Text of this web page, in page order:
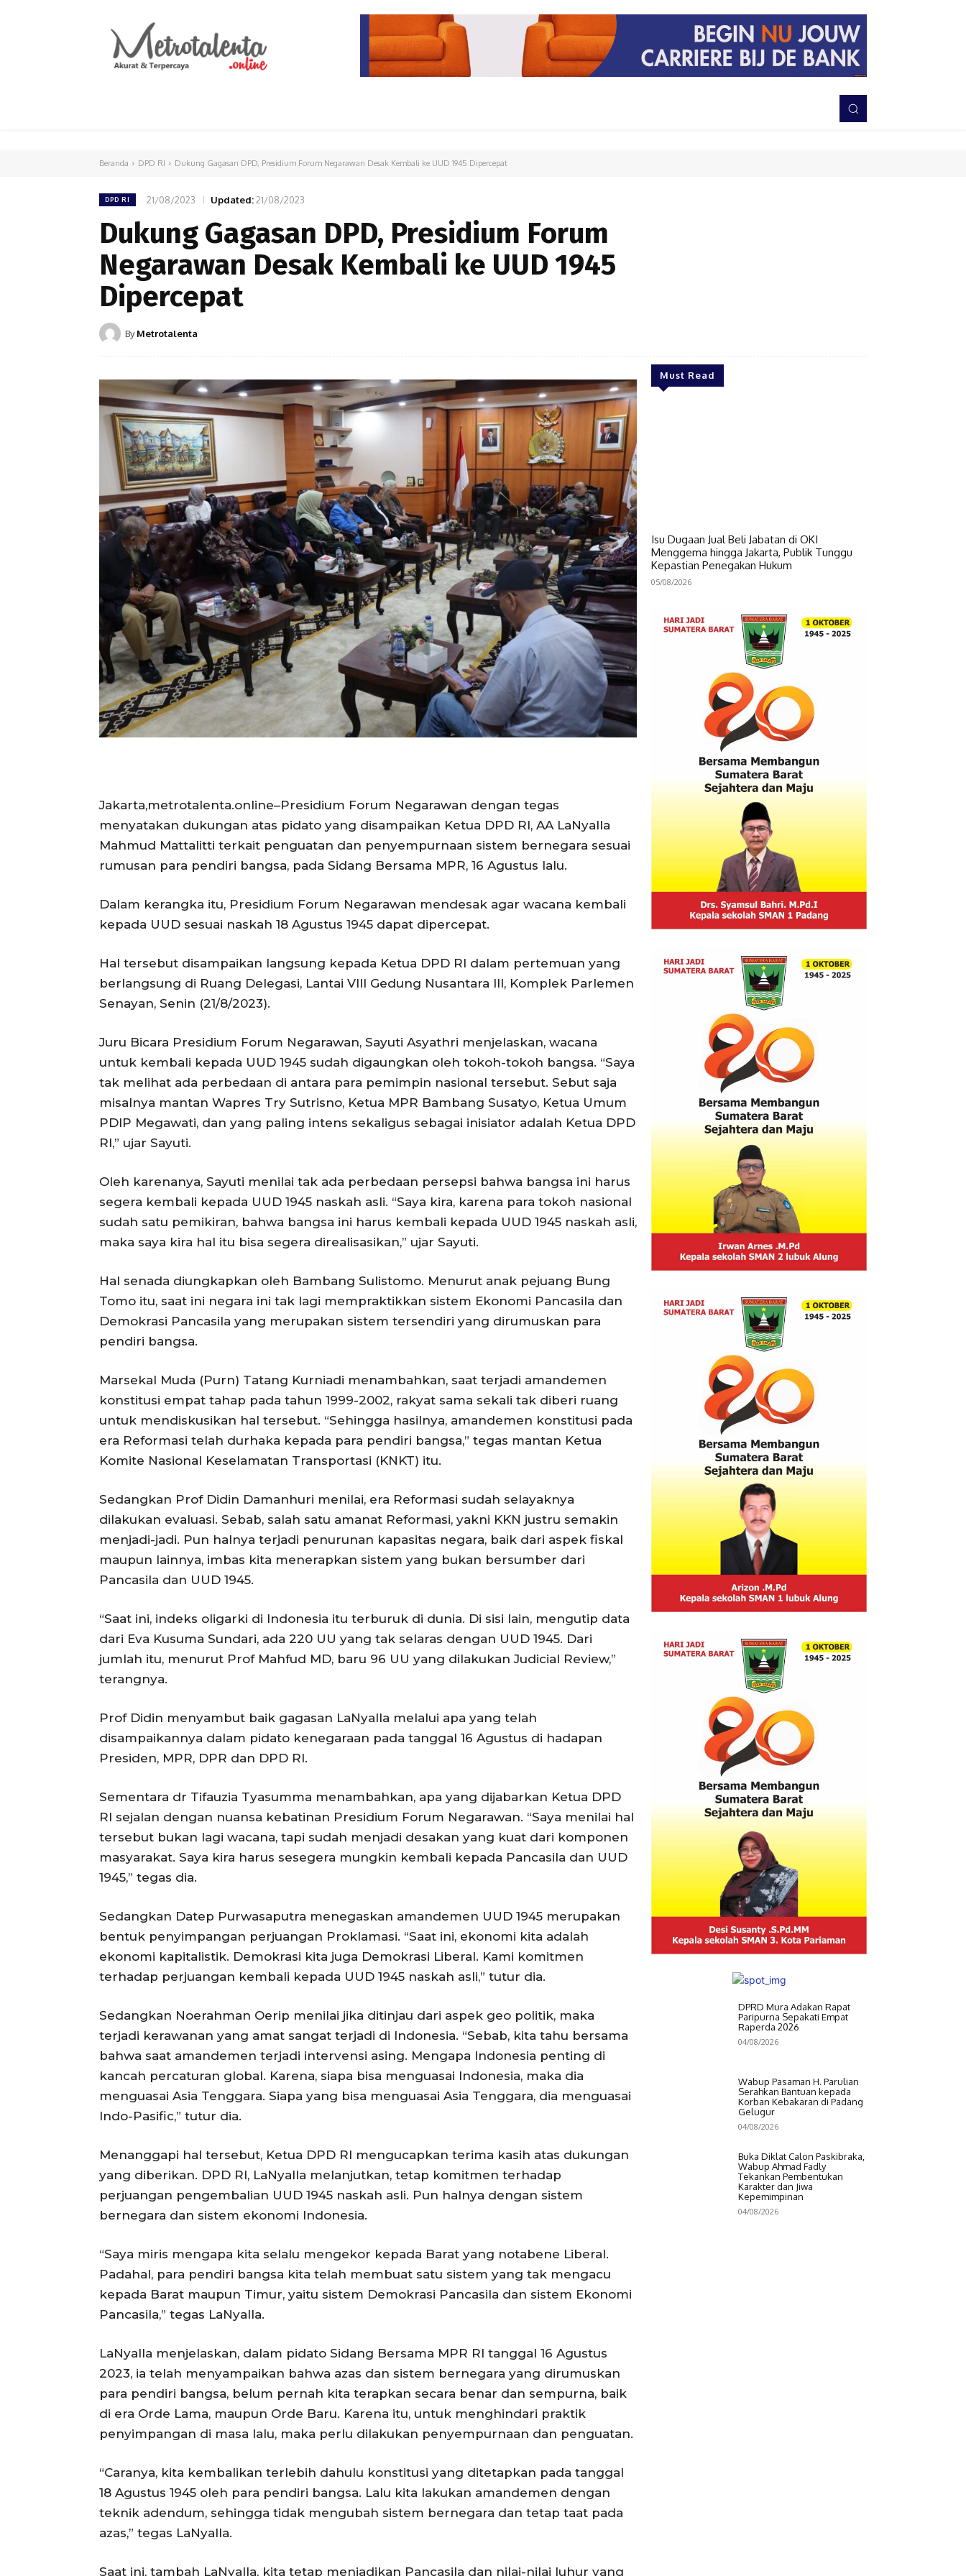
TNI-POLRI
Beranda DPD RI Dukung Gagasan DPD, Presidium Forum Negarawan Desak Kembali ke UUD 1945 Dipercepat
DPD RI 21/08/2023 Updated:21/08/2023
Dukung Gagasan DPD, Presidium Forum
Negarawan Desak Kembali ke UUD 1945
Dipercepat
By Metrotalenta
Jakarta,metrotalenta.online–Presidium Forum Negarawan dengan tegas
menyatakan dukungan atas pidato yang disampaikan Ketua DPD RI, AA LaNyalla
Mahmud Mattalitti terkait penguatan dan penyempurnaan sistem bernegara sesuai
rumusan para pendiri bangsa, pada Sidang Bersama MPR, 16 Agustus lalu.
Dalam kerangka itu, Presidium Forum Negarawan mendesak agar wacana kembali
kepada UUD sesuai naskah 18 Agustus 1945 dapat dipercepat.
Hal tersebut disampaikan langsung kepada Ketua DPD RI dalam pertemuan yang
berlangsung di Ruang Delegasi, Lantai VIII Gedung Nusantara III, Komplek Parlemen
Senayan, Senin (21/8/2023).
Juru Bicara Presidium Forum Negarawan, Sayuti Asyathri menjelaskan, wacana
untuk kembali kepada UUD 1945 sudah digaungkan oleh tokoh-tokoh bangsa. “Saya
tak melihat ada perbedaan di antara para pemimpin nasional tersebut. Sebut saja
misalnya mantan Wapres Try Sutrisno, Ketua MPR Bambang Susatyo, Ketua Umum
PDIP Megawati, dan yang paling intens sekaligus sebagai inisiator adalah Ketua DPD
RI,” ujar Sayuti.
Oleh karenanya, Sayuti menilai tak ada perbedaan persepsi bahwa bangsa ini harus
segera kembali kepada UUD 1945 naskah asli. “Saya kira, karena para tokoh nasional
sudah satu pemikiran, bahwa bangsa ini harus kembali kepada UUD 1945 naskah asli,
maka saya kira hal itu bisa segera direalisasikan,” ujar Sayuti.
Hal senada diungkapkan oleh Bambang Sulistomo. Menurut anak pejuang Bung
Tomo itu, saat ini negara ini tak lagi mempraktikkan sistem Ekonomi Pancasila dan
Demokrasi Pancasila yang merupakan sistem tersendiri yang dirumuskan para
pendiri bangsa.
Marsekal Muda (Purn) Tatang Kurniadi menambahkan, saat terjadi amandemen
konstitusi empat tahap pada tahun 1999-2002, rakyat sama sekali tak diberi ruang
untuk mendiskusikan hal tersebut. “Sehingga hasilnya, amandemen konstitusi pada
era Reformasi telah durhaka kepada para pendiri bangsa,” tegas mantan Ketua
Komite Nasional Keselamatan Transportasi (KNKT) itu.
Sedangkan Prof Didin Damanhuri menilai, era Reformasi sudah selayaknya
dilakukan evaluasi. Sebab, salah satu amanat Reformasi, yakni KKN justru semakin
menjadi-jadi. Pun halnya terjadi penurunan kapasitas negara, baik dari aspek fiskal
maupun lainnya, imbas kita menerapkan sistem yang bukan bersumber dari
Pancasila dan UUD 1945.
“Saat ini, indeks oligarki di Indonesia itu terburuk di dunia. Di sisi lain, mengutip data
dari Eva Kusuma Sundari, ada 220 UU yang tak selaras dengan UUD 1945. Dari
jumlah itu, menurut Prof Mahfud MD, baru 96 UU yang dilakukan Judicial Review,”
terangnya.
Prof Didin menyambut baik gagasan LaNyalla melalui apa yang telah
disampaikannya dalam pidato kenegaraan pada tanggal 16 Agustus di hadapan
Presiden, MPR, DPR dan DPD RI.
Sementara dr Tifauzia Tyasumma menambahkan, apa yang dijabarkan Ketua DPD
RI sejalan dengan nuansa kebatinan Presidium Forum Negarawan. “Saya menilai hal
tersebut bukan lagi wacana, tapi sudah menjadi desakan yang kuat dari komponen
masyarakat. Saya kira harus sesegera mungkin kembali kepada Pancasila dan UUD
1945,” tegas dia.
Sedangkan Datep Purwasaputra menegaskan amandemen UUD 1945 merupakan
bentuk penyimpangan perjuangan Proklamasi. “Saat ini, ekonomi kita adalah
ekonomi kapitalistik. Demokrasi kita juga Demokrasi Liberal. Kami komitmen
terhadap perjuangan kembali kepada UUD 1945 naskah asli,” tutur dia.
Sedangkan Noerahman Oerip menilai jika ditinjau dari aspek geo politik, maka
terjadi kerawanan yang amat sangat terjadi di Indonesia. “Sebab, kita tahu bersama
bahwa saat amandemen terjadi intervensi asing. Mengapa Indonesia penting di
kancah percaturan global. Karena, siapa bisa menguasai Indonesia, maka dia
menguasai Asia Tenggara. Siapa yang bisa menguasai Asia Tenggara, dia menguasai
Indo-Pasific,” tutur dia.
Menanggapi hal tersebut, Ketua DPD RI mengucapkan terima kasih atas dukungan
yang diberikan. DPD RI, LaNyalla melanjutkan, tetap komitmen terhadap
perjuangan pengembalian UUD 1945 naskah asli. Pun halnya dengan sistem
bernegara dan sistem ekonomi Indonesia.
“Saya miris mengapa kita selalu mengekor kepada Barat yang notabene Liberal.
Padahal, para pendiri bangsa kita telah membuat satu sistem yang tak mengacu
kepada Barat maupun Timur, yaitu sistem Demokrasi Pancasila dan sistem Ekonomi
Pancasila,” tegas LaNyalla.
LaNyalla menjelaskan, dalam pidato Sidang Bersama MPR RI tanggal 16 Agustus
2023, ia telah menyampaikan bahwa azas dan sistem bernegara yang dirumuskan
para pendiri bangsa, belum pernah kita terapkan secara benar dan sempurna, baik
di era Orde Lama, maupun Orde Baru. Karena itu, untuk menghindari praktik
penyimpangan di masa lalu, maka perlu dilakukan penyempurnaan dan penguatan.
“Caranya, kita kembalikan terlebih dahulu konstitusi yang ditetapkan pada tanggal
18 Agustus 1945 oleh para pendiri bangsa. Lalu kita lakukan amandemen dengan
teknik adendum, sehingga tidak mengubah sistem bernegara dan tetap taat pada
azas,” tegas LaNyalla.
Saat ini, tambah LaNyalla, kita tetap menjadikan Pancasila dan nilai-nilai luhur yang
Must Read
Isu Dugaan Jual Beli Jabatan di OKI
Menggema hingga Jakarta, Publik Tunggu
Kepastian Penegakan Hukum
05/08/2026
DPRD Mura Adakan Rapat
Paripurna Sepakati Empat
Raperda 2026
04/08/2026
Wabup Pasaman H. Parulian
Serahkan Bantuan kepada
Korban Kebakaran di Padang
Gelugur
04/08/2026
Buka Diklat Calon Paskibraka,
Wabup Ahmad Fadly
Tekankan Pembentukan
Karakter dan Jiwa
Kepemimpinan
04/08/2026